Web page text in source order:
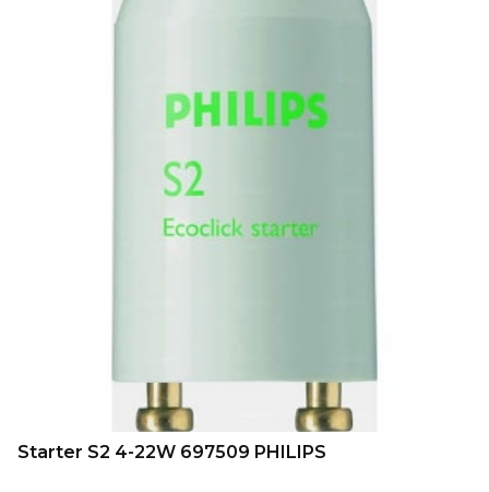
Starter S2 4-22W 697509 PHILIPS